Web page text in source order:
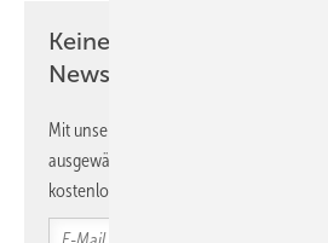
Keine Zeit? Kein Problem
Newsletter!
Mit unserem Newsletter erhalten Sie
ausgewählte Informationen und
kostenlos direkt ins Postfach.